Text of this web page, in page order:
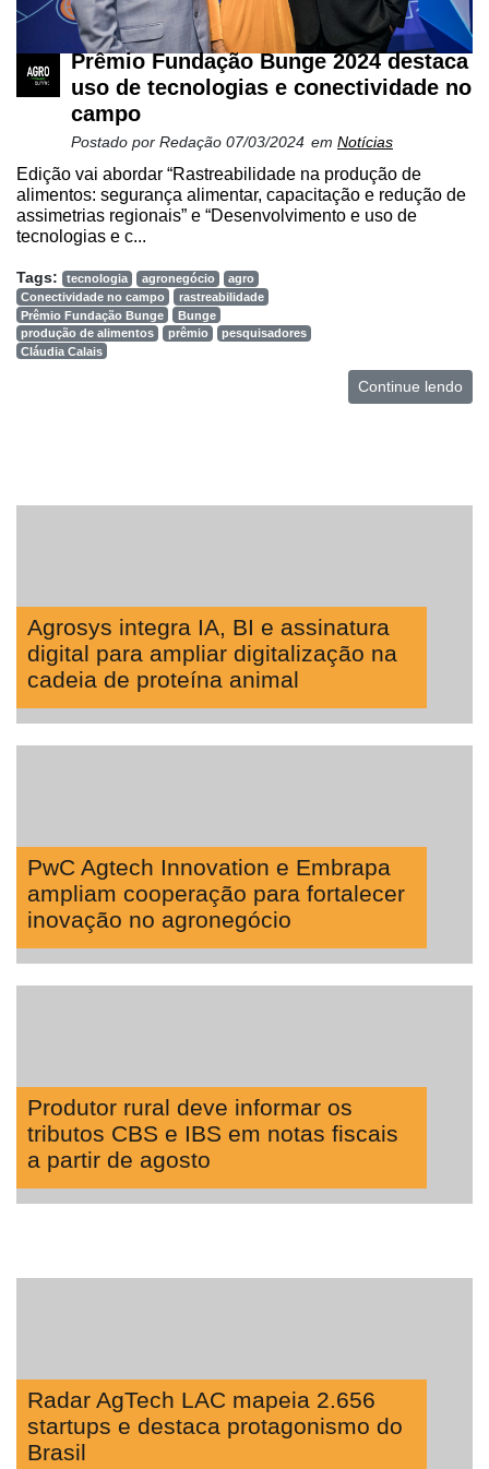
Prêmio Fundação Bunge 2024 destaca
uso de tecnologias e conectividade no
campo
Postado por Redação 07/03/2024 em Notícias
Edição vai abordar “Rastreabilidade na produção de
alimentos: segurança alimentar, capacitação e redução de
assimetrias regionais” e “Desenvolvimento e uso de
tecnologias e c...
Tags: tecnologia agronegócio
agro
Conectividade no campo
rastreabilidade
Prêmio Fundação Bunge
Bunge
produção de alimentos
prêmio
pesquisadores
Cláudia Calais
Continue lendo
Agrosys integra IA, BI e assinatura
digital para ampliar digitalização na
cadeia de proteína animal
PwC Agtech Innovation e Embrapa
ampliam cooperação para fortalecer
inovação no agronegócio
Produtor rural deve informar os
tributos CBS e IBS em notas fiscais
a partir de agosto
Radar AgTech LAC mapeia 2.656
startups e destaca protagonismo do
Brasil